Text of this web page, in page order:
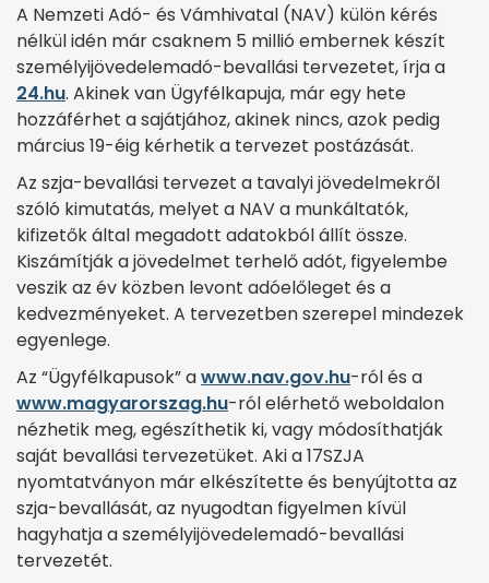
A Nemzeti Adó- és Vámhivatal (NAV) külön kérés
nélkül idén már csaknem 5 millió embernek készít
személyijövedelemadó-bevallási tervezetet, írja a
24.hu. Akinek van Ügyfélkapuja, már egy hete
hozzáférhet a sajátjához, akinek nincs, azok pedig
március 19-éig kérhetik a tervezet postázását.
Az szja-bevallási tervezet a tavalyi jövedelmekről
szóló kimutatás, melyet a NAV a munkáltatók,
kifizetők által megadott adatokból állít össze.
Kiszámítják a jövedelmet terhelő adót, figyelembe
veszik az év közben levont adóelőleget és a
kedvezményeket. A tervezetben szerepel mindezek
egyenlege.
Az “Ügyfélkapusok” awww.nav.gov.hu-ról és a
www.magyarorszag.hu-ról elérhető weboldalon
nézhetik meg, egészíthetik ki, vagy módosíthatják
saját bevallási tervezetüket. Aki a 17SZJA
nyomtatványon már elkészítette és benyújtotta az
szja-bevallását, az nyugodtan figyelmen kívül
hagyhatja a személyijövedelemadó-bevallási
tervezetét.